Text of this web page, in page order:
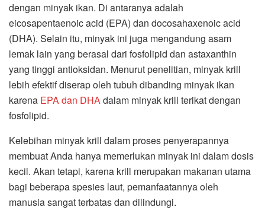
dengan minyak ikan. Di antaranya adalah
eicosapentaenoic acid (EPA) dan docosahaxenoic acid
(DHA). Selain itu, minyak ini juga mengandung asam
lemak lain yang berasal dari fosfolipid dan astaxanthin
yang tinggi antioksidan. Menurut penelitian, minyak krill
lebih efektif diserap oleh tubuh dibanding minyak ikan
karena EPA dan DHAdalam minyak krill terikat dengan
fosfolipid.
Kelebihan minyak krill dalam proses penyerapannya
membuat Anda hanya memerlukan minyak ini dalam dosis
kecil. Akan tetapi, karena krill merupakan makanan utama
bagi beberapa spesies laut, pemanfaatannya oleh
manusia sangat terbatas dan dilindungi.